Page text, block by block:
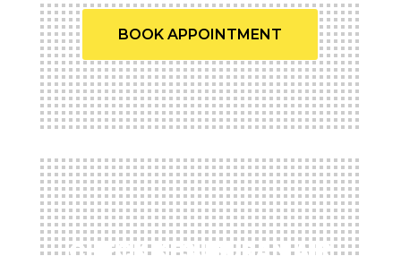
BOOK APPOINTMENT